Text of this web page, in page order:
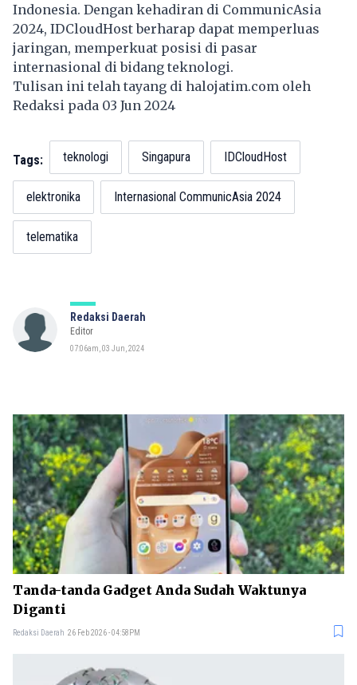
Indonesia. Dengan kehadiran di CommunicAsia
2024, IDCloudHost berharap dapat memperluas
jaringan, memperkuat posisi di pasar
internasional di bidang teknologi.
Tulisan ini telah tayang di halojatim.com oleh
Redaksi pada 03 Jun 2024
Tags: teknologi Singapura IDCloudHost
elektronika Internasional CommunicAsia 2024
telematika
Redaksi Daerah
Editor
07:06am, 03 Jun, 2024
Tanda-tanda Gadget Anda Sudah Waktunya
Diganti
Redaksi Daerah 26 Feb 2026 - 04:58PM